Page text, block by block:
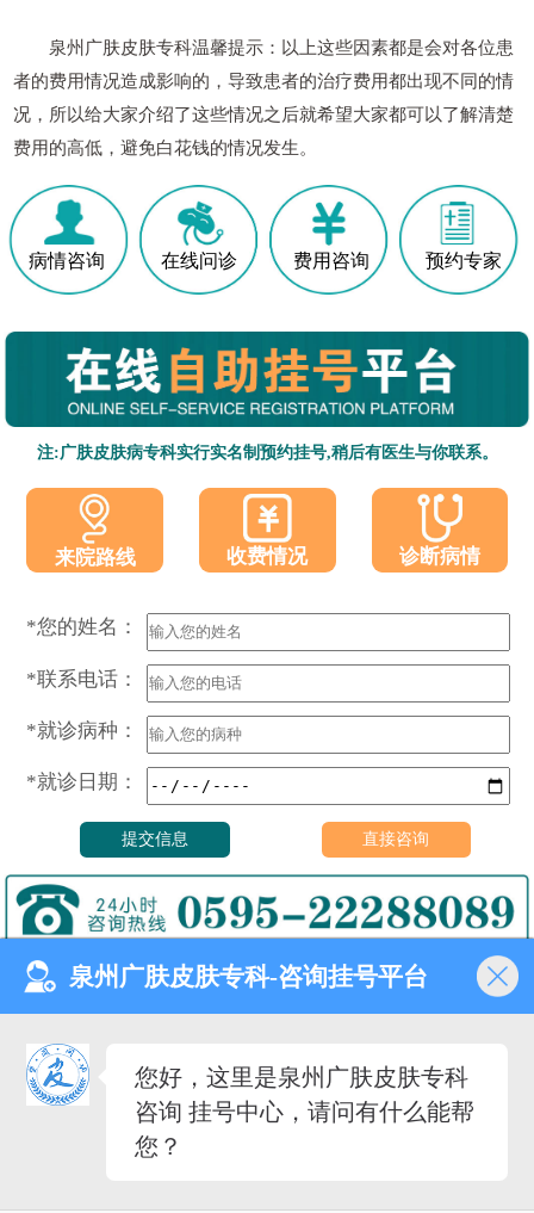
泉州广肤皮肤专科温馨提示：以上这些因素都是会对各位患
者的费用情况造成影响的，导致患者的治疗费用都出现不同的情
况，所以给大家介绍了这些情况之后就希望大家都可以了解清楚
费用的高低，避免白花钱的情况发生。
病情咨询 在线问诊 费用咨询 预约专家
注:广肤皮肤病专科实行实名制预约挂号,稍后有医生与你联系。
来院路线 收费情况 诊断病情
*您的姓名：
*联系电话：
*就诊病种：
*就诊日期：
门诊时间（无假日医院）
8:00—18:00
健康热线
0595-22288089
医院地址
泉州广肤皮肤专科-咨询挂号平台
您好，这里是泉州广肤皮肤专科
咨询 挂号中心，请问有什么能帮
您？